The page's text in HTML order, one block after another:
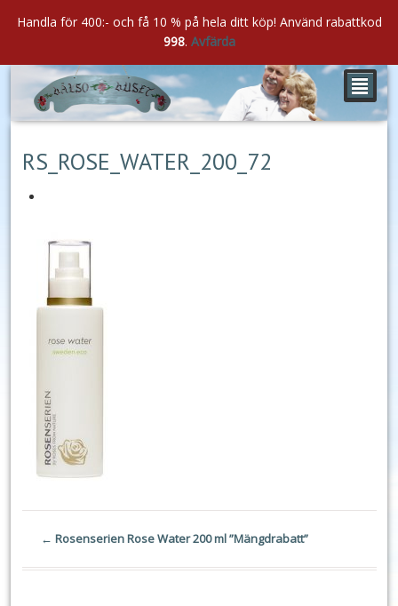
²
RS_ROSE_WATER_200_72
← Rosenserien Rose Water 200 ml ”Mängdrabatt”
Handla för 400:- och få 10 % på hela ditt köp! Använd rabattkod
998. Avfärda